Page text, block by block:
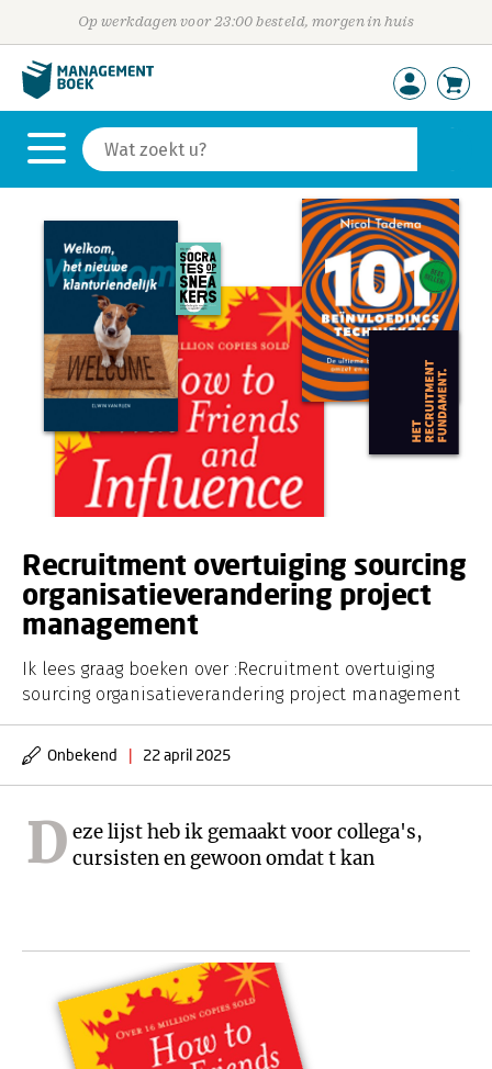
Op werkdagen voor 23:00 besteld, morgen in huis
Recruitment overtuiging sourcing
organisatieverandering project
management
Ik lees graag boeken over :Recruitment overtuiging
sourcing organisatieverandering project management
Onbekend | 22 april 2025
D eze lijst heb ik gemaakt voor collega's,
cursisten en gewoon omdat t kan